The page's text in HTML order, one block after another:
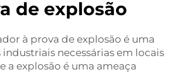
de explosão
à prova de explosão é uma
necessárias em locais
a explosão é uma ameaça